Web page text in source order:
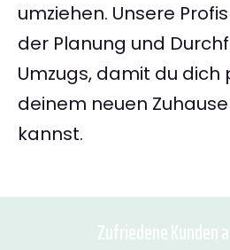
umziehen. Unsere
der Planung und
Umzugs, damit du dich
deinem neuen
kannst.
Zufriedene Kunden